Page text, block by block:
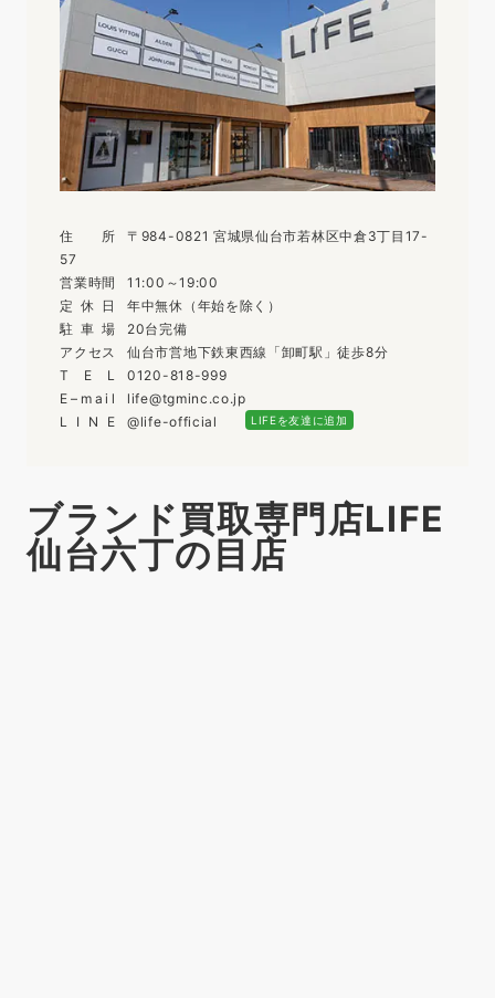
住 所
〒984-0821 宮城県仙台市若林区中倉3丁目17-
57
営業時間
11:00～19:00
定 休 日
年中無休（年始を除く）
駐 車 場
20台完備
ア ク セス
仙台市営地下鉄東西線「卸町駅」徒歩8分
T
E L
0120-818-999
E – m a i l
life@tgminc.co.jp
L I N E @life-official LIFEを友達に追加
ブランド買取専門店LIFE
仙台六丁の目店